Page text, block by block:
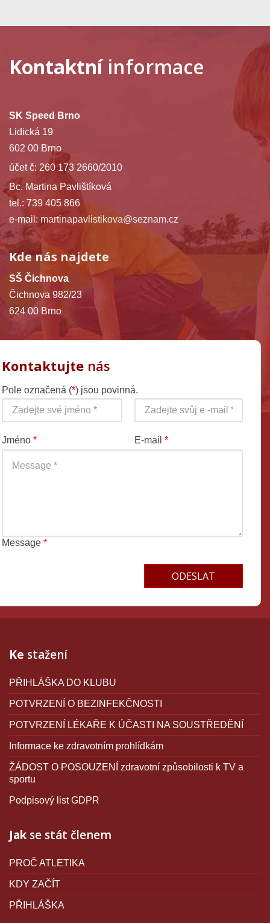
Kontaktníinformace
SK Speed Brno
Lidická 19
602 00 Brno
účet č: 260 173 2660/2010
Bc. Martina Pavlištíková
tel.: 739 405 866
e-mail: martinapavlistikova@seznam.cz
Kde nás najdete
SŠ Čichnova
Čichnova 982/23
624 00 Brno
Kontaktujte nás
Pole označená (*) jsou povinná.
Jméno * E-mail *
Message *
Ke stažení
PŘIHLÁŠKA DO KLUBU
POTVRZENÍ O BEZINFEKČNOSTI
POTVRZENÍ LÉKAŘE K ÚČASTI NA SOUSTŘEDĚNÍ
Informace ke zdravotním prohlídkám
ŽÁDOST O POSOUZENÍ zdravotní způsobilosti k TV a
sportu
Podpisový list GDPR
Jak se stát členem
PROČ ATLETIKA
KDY ZAČÍT
PŘIHLÁŠKA